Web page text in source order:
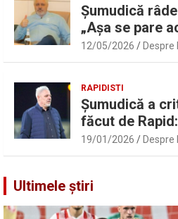
Șumudică
„Așa se pare
12/05/2026 Despre
RAPIDISTI
Șumudică a
făcut de
înțeles”
19/01/2026 Despre
Ultimele știri